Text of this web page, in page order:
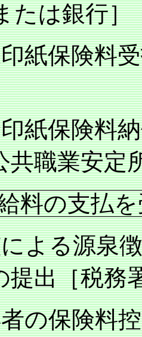
たは銀行］
紙保険料
紙保険料
共職業安定
料の支払
よる源泉
提出［税務
の保険料